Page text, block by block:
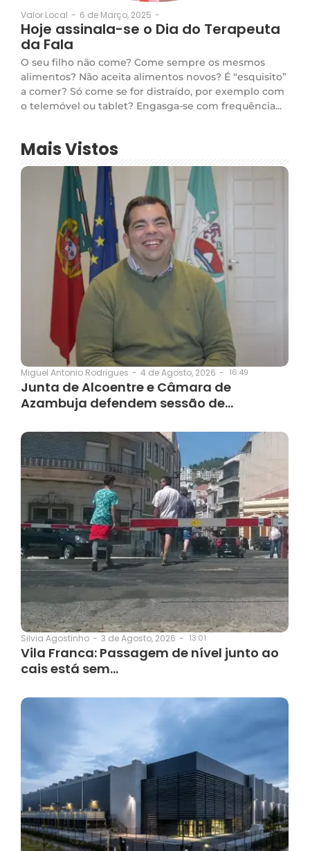
Valor Local - 6 de Março, 2025 -
Hoje assinala-se o Dia do Terapeuta
da Fala
O seu filho não come? Come sempre os mesmos
alimentos? Não aceita alimentos novos? É “esquisito”
a comer? Só come se for distraído, por exemplo com
o telemóvel ou tablet? Engasga-se com frequência...
Mais Vistos
Miguel Antonio Rodrigues - 4 de Agosto, 2026 - 16:49
Junta de Alcoentre e Câmara de
Azambuja defendem sessão de…
Silvia Agostinho - 3 de Agosto, 2026 - 13:01
Vila Franca: Passagem de nível junto ao
cais está sem…